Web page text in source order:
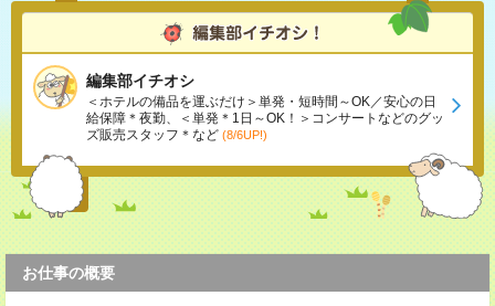
編集部イチオシ
＜ホテルの備品を運ぶだけ＞単発・短時間～OK／安心の日
給保障＊夜勤、＜単発＊1日～OK！＞コンサートなどのグッ
ズ販売スタッフ＊など (8/6UP!)
お仕事の概要